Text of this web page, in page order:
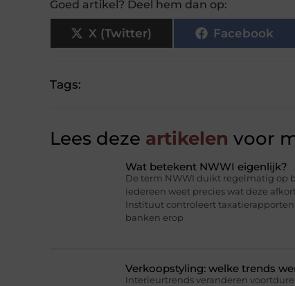
Goed artikel? Deel hem dan op:
X (Twitter) Facebook
Tags:
Lees deze artikelen voor
Wat betekent NWWI eigenlijk?
De term NWWI duikt regelmatig op
iedereen weet precies wat deze
Instituut controleert
banken erop
Verkoopstyling: welke trends
Interieurtrends veranderen